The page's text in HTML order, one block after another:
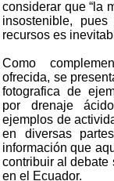
considerar que “la
insostenible,
recursos es
Como
ofrecida, se
fotografica de
por drenaje
ejemplos de
en diversas
información que
contribuir al debate
en el Ecuador.